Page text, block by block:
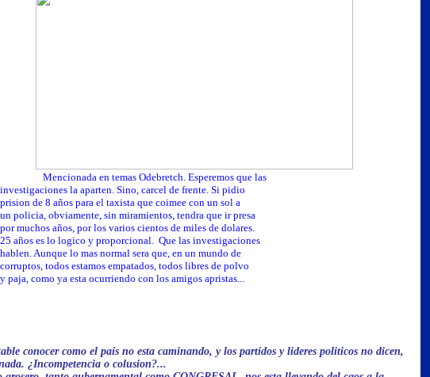
Mencionada en temas Odebretch. Esperemos que las
la aparten. Sino, carcel de frente. Si pidio
8 años para el taxista que coimee con un sol a
obviamente, sin miramientos, tendra que ir presa
años, por los varios cientos de miles de dolares.
es lo logico y proporcional. Que las investigaciones
lo mas normal sera que, en un mundo de
todos estamos empatados, todos libres de polvo
ya esta ocurriendo con los amigos apristas...
conocer como el pais no esta caminando, y los partidos y lideres politicos no dicen,
¿Incompetencia o colusion?...